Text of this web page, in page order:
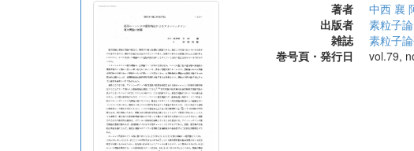
著者 中西 襄
出版者
素粒子
雑誌
素粒子
巻号頁・発行日
vol.79,